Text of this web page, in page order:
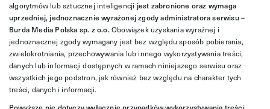
algorytmów lub sztucznej inteligencji jest zabronione oraz wymaga
uprzedniej, jednoznacznie wyrażonej zgody administratora serwisu –
Burda Media Polska sp. z o.o.Obowiązek uzyskania wyraźnej i
jednoznacznej zgody wymagany jest bez względu sposób pobierania,
zwielokrotniania, przechowywania lub innego wykorzystywania treści,
danych lub informacji dostępnych w ramach niniejszego serwisu oraz
wszystkich jego podstron, jak również bez względu na charakter tych
treści, danych i informacji.